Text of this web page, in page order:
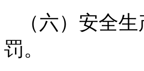
（六）安全
罚。